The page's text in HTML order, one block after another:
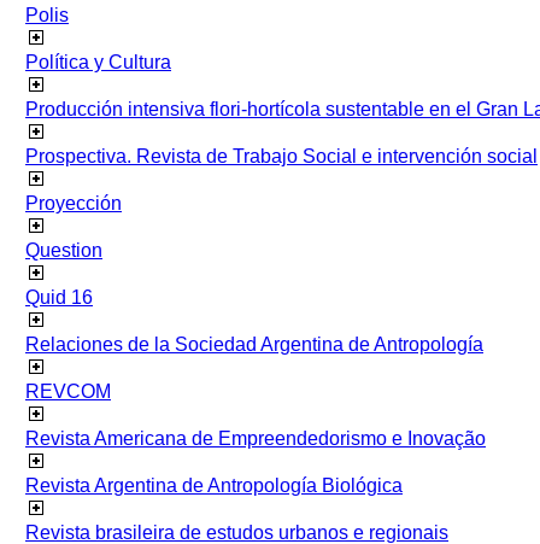
Polis
Política y Cultura
Producción intensiva flori-hortícola sustentable en el Gran
Prospectiva. Revista de Trabajo Social e intervención social
Proyección
Question
Quid 16
Relaciones de la Sociedad Argentina de Antropología
REVCOM
Revista Americana de Empreendedorismo e Inovação
Revista Argentina de Antropología Biológica
Revista brasileira de estudos urbanos e regionais